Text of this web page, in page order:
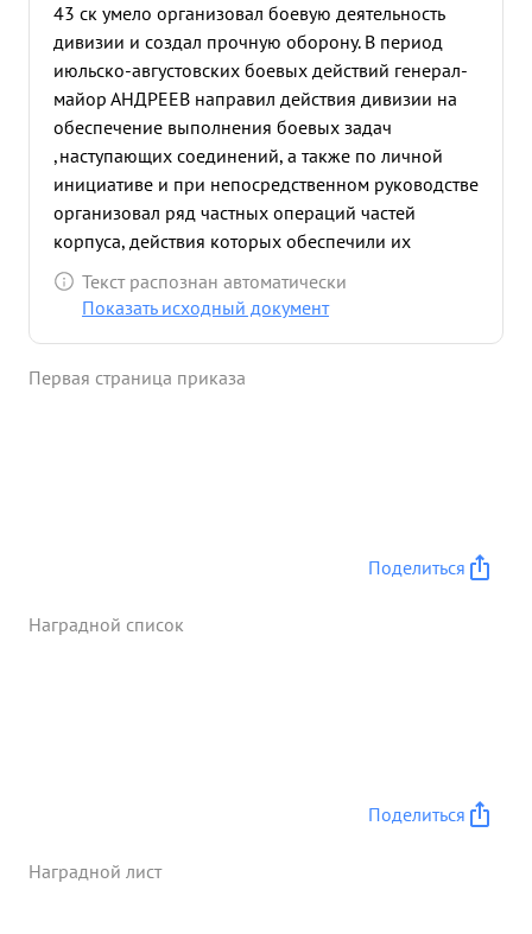
43 ск умело организовал боевую деятельность
дивизии и создал прочную оборону. В период
июльско-августовских боевых действий генерал-
майор АНДРЕЕВ направил действия дивизии на
обеспечение выполнения боевых задач
,наступающих соединений, а также по личной
инициативе и при непосредственном руководстве
организовал ряд частных операций частей
корпуса, действия которых обеспечили их
выполнение и дивизии улучшили свои позиции.
Генерал-майор АНДРЕЕВ систематически и
постоянное знание группировки противника
Текст распознан автоматически
Показать исходный документ
Первая страница приказа
Поделиться
Наградной список
Поделиться
Наградной лист